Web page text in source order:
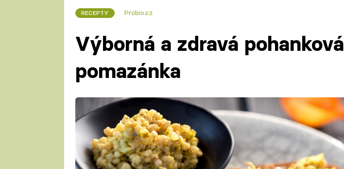
KUCHAŘKA
RECEPTY Probio.cz
Výborná a zdravá pohanková
pomazánka